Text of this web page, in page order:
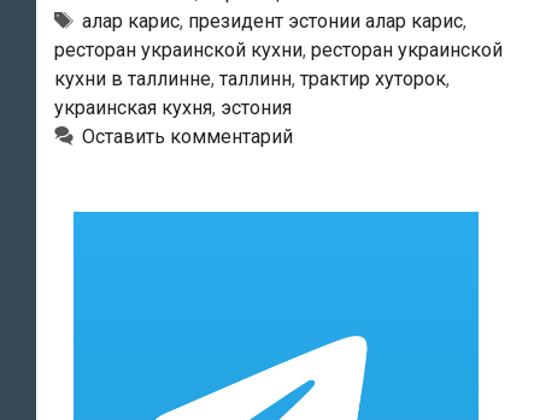
Карис
поддержал
Украину,
поужинав
Метки
алар карис, президент эстонии алар карис,
ресторан украинской кухни, ресторан украинской
кухни в таллинне,таллинн,трактир хуторок,
украинская кухня, эстония
Оставить комментарий